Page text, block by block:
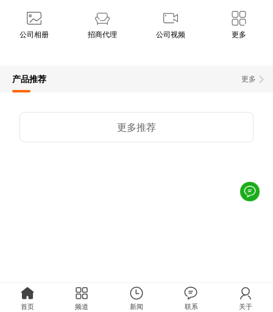
公司相册 招商代理 公司视频 更多
更多
产品推荐
更多推荐
首页 频道 新闻 联系 关于